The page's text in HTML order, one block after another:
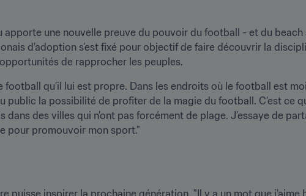
apporte une nouvelle preuve du pouvoir du football - et du
d’adoption s’est fixé pour objectif de faire découvrir la
de rapprocher les peuples.
football qu’il lui est propre. Dans les endroits où le football est
public la possibilité de profiter de la magie du football. C'est ce
dans des villes qui n’ont pas forcément de plage. J’essaye de
pour promouvoir mon sport."
puisse inspirer la prochaine génération. "Il y a un mot que j'aime